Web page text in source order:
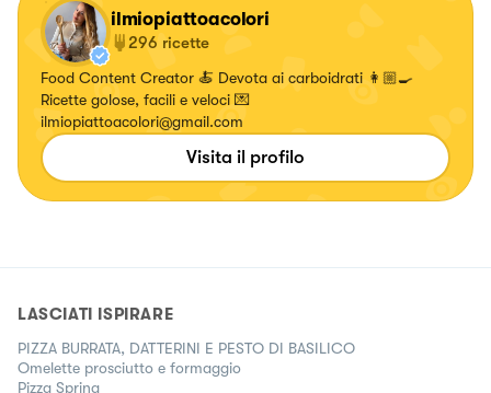
ilmiopiattoacolori
296 ricette
Food Content Creator 🍝 Devota ai carboidrati 👩🏼‍🍳
Ricette golose, facili e veloci 💌
ilmiopiattoacolori@gmail.com
Visita il profilo
LASCIATI ISPIRARE
PIZZA BURRATA, DATTERINI E PESTO DI BASILICO
Omelette prosciutto e formaggio
Pizza Spring